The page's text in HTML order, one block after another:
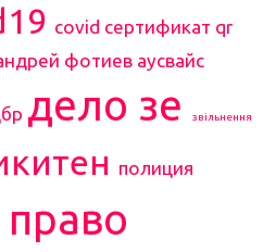
covid сертификат qr
фотиев аусвайс
дело зе звільнення
полиция
право